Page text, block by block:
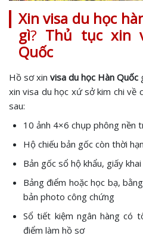
Xin visa du học
gì? Thủ tục xin
Quốc
Hồ sơ xin visa du học Hàn Quốc
xin visa du học xứ sở kim chi về
sau:
10 ảnh 4×6 chụp phông nền
Hộ chiếu bản gốc còn thời hạn
Bản gốc sổ hộ khẩu, giấy khai
Bảng điểm hoặc học bạ,
bản photo công chứng
Sổ tiết kiệm ngân hàng có
điểm làm hồ sơ